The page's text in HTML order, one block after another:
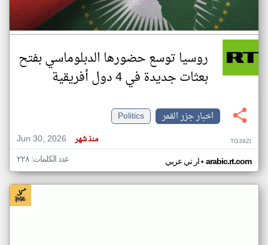
روسيا توسع حضورها الدبلوماسي بفتح
بعثات جديدة في 4 دول أفريقية
اخبار جزر القمر
Politics
Jun 30, 2026
منذ شهر TG39ZI
ار تي عربي• arabic.rt.com عدد الكلمات: ٢٢٨